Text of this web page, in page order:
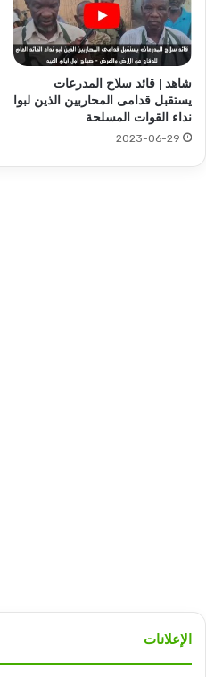
شاهد | قائد سلاح المدرعات
يستقبل قدامى المحاربين الذين لبوا
نداء القوات المسلحة
2023-06-29
الإعلانات